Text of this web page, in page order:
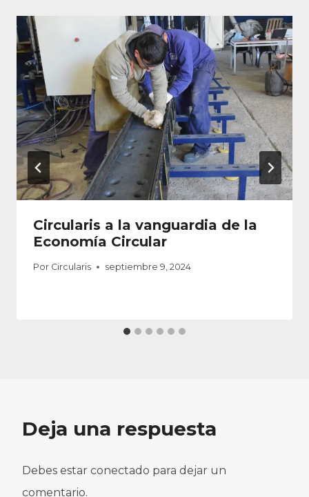
Circularis a la vanguardia de la
Economía Circular
Por Circularis septiembre 9, 2024
Deja una respuesta
Debes estar conectado para dejar un
comentario.